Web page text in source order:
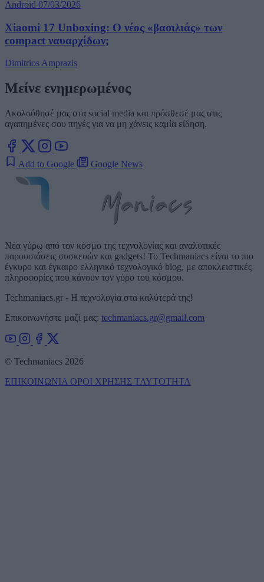
Android 07/03/2026
Xiaomi 17 Unboxing: Ο νέος «βασιλιάς» των
compact ναυαρχίδων;
Dimitrios Amprazis
Μείνε ενημερωμένος
Ακολούθησέ μας στα social media και πρόσθεσέ μας στις
αγαπημένες σου πηγές για να μη χάνεις καμία είδηση.
Add to Google Google News
Νέα γύρω από τον κόσμο της τεχνολογίας και αναλυτικές
παρουσιάσεις συσκευών και gadgets! Το Techmaniacs είναι το πιο
έγκυρο και έγκαιρο ελληνικό τεχνολογικό blog, με αποκλειστικές
πληροφορίες που κάνουν τον γύρο του κόσμου.
Techmaniacs.gr - Η τεχνολογία στα καλύτερά της!
Επικοινωνήστε μαζί μας: techmaniacs.gr@gmail.com
© Techmaniacs 2026
ΕΠΙΚΟΙΝΩΝΙΑ ΟΡΟΙ ΧΡΗΣΗΣ ΤΑΥΤΟΤΗΤΑ